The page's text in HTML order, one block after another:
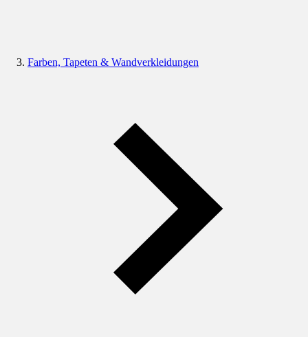
Farben, Tapeten & Wandverkleidungen